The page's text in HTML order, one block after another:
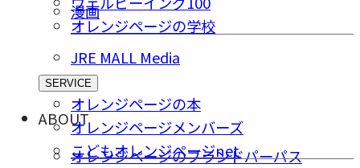
漫画
オレンジページの学校
JRE MALL Media
SERVICE
オレンジページの本
オレンジページメンバーズ
こどもオレンジページnet
ABOUT
オレンジページのブランドパーパス